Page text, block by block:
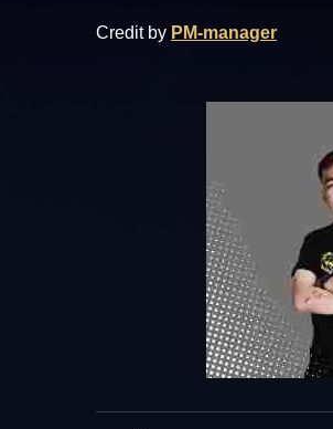
Credit by PM-manager